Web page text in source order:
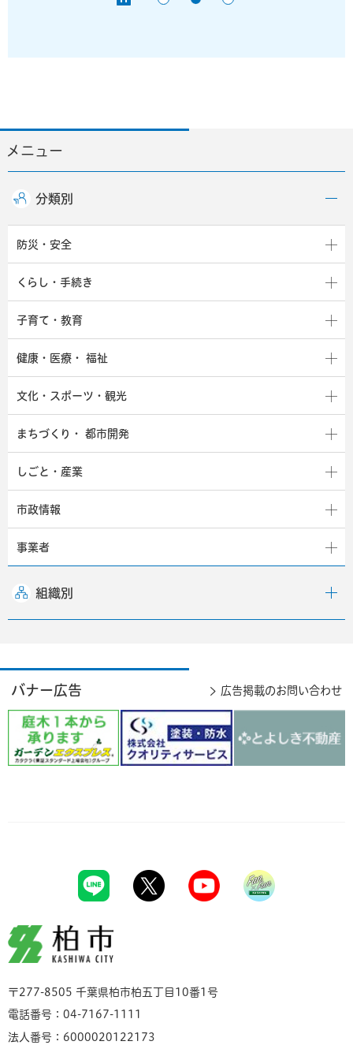
メニュー
分類別
防災・安全
くらし・手続き
子育て・教育
健康・医療・ 福祉
文化・スポーツ・観光
まちづくり・ 都市開発
しごと・産業
市政情報
事業者
組織別
バナー広告 広告掲載のお問い合わせ
柏市
〒277-8505 千葉県柏市柏五丁目10番1号
電話番号：04-7167-1111
法人番号：6000020122173